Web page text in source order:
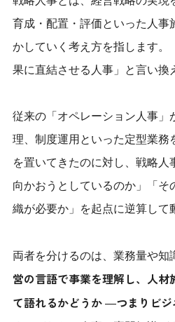
育成・配置・評価といった人事
かしていく考え方を指します。
果に直結させる人事」と言い換
従来の「オペレーション人事」
理、制度運用といった定型業務
を置いてきたのに対し、戦略人
向かおうとしているのか」「そ
織が必要か」を起点に逆算して
両者を分けるのは、業務量や知
営の言語で事業を理解し、人
て語れるかどうか —つまりビ